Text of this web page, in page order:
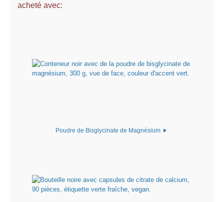
acheté avec:
Poudre de Bisglycinate de Magnésium